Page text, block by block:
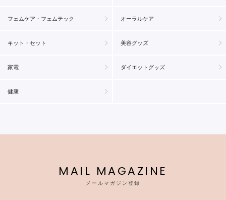
フェムケア・フェムテック オーラルケア
キット・セット 美容グッズ
家電 ダイエットグッズ
健康
MAIL MAGAZINE
メールマガジン登録